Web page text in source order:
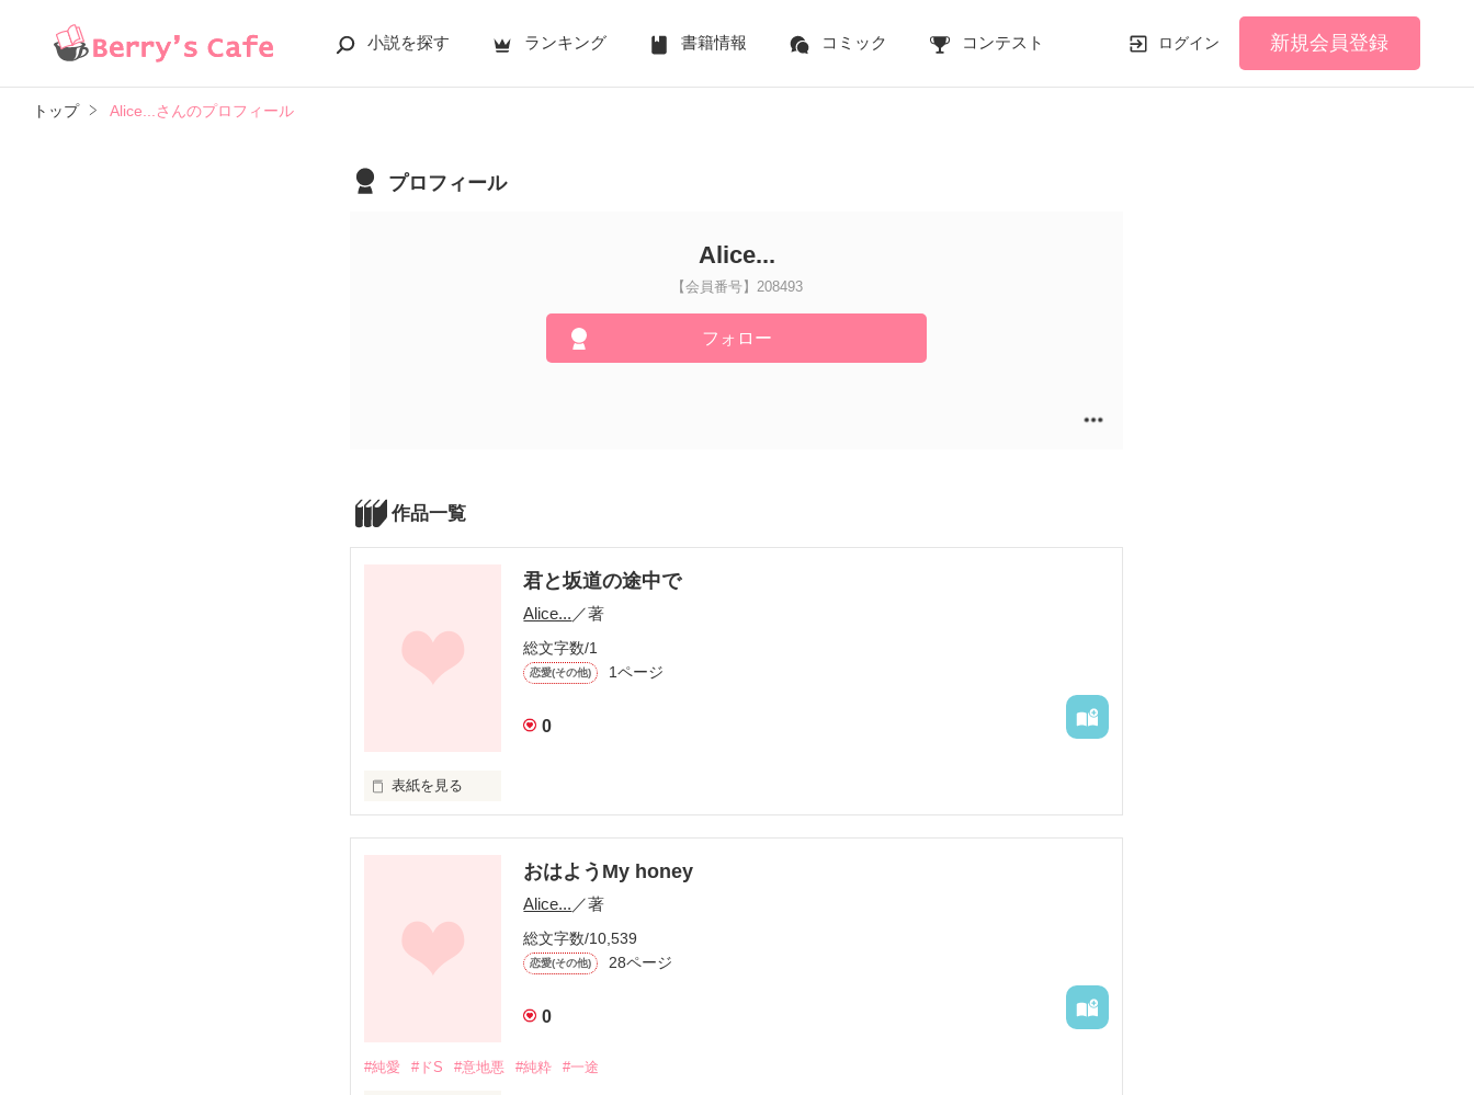
小説を探す ランキング 書籍情報 コミック コンテスト ログイン 新規会員登録
トップ Alice...さんのプロフィール
プロフィール
Alice...
【会員番号】208493
フォロー
作品一覧
君と坂道の途中で
Alice...／著
総文字数/1
恋愛(その他) 1ページ
0
表紙を見る
すごく急な坂だから、嫌いだったし、のぼるのが辛かった。
覚えてるかな？
知ってる？
おはようMy honey
Alice...／著
総文字数/10,539
恋愛(その他) 28ページ
0
#純愛 #ドS #意地悪 #純粋 #一途